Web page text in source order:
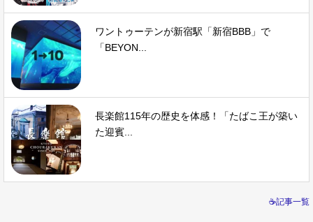
ワントゥーテンが新宿駅「新宿BBB」で
「BEYON...
長楽館115年の歴史を体感！「たばこ王が築い
た迎賓...
☕記事一覧